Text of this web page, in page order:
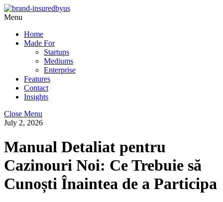
Menu
Home
Made For
Startups
Mediums
Enterprise
Features
Contact
Insights
Close Menu
July 2, 2026
Manual Detaliat pentru
Cazinouri Noi: Ce Trebuie să
Cunoști Înaintea de a Participa